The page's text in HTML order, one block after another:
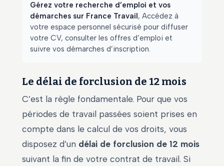
Gérez votre recherche d’emploi et vos
démarches sur France Travail , Accédez à
votre espace personnel sécurisé pour diffuser
votre CV, consulter les offres d’emploi et
suivre vos démarches d’inscription.
Le délai de forclusion de 12 mois
C’est la règle fondamentale. Pour que vos
périodes de travail passées soient prises en
compte dans le calcul de vos droits, vous
disposez d’un délai de forclusion de 12 mois
suivant la fin de votre contrat de travail. Si